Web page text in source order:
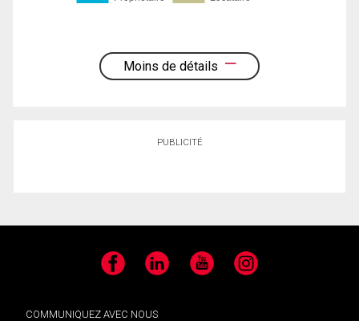
Moins de détails
PUBLICITÉ
Facebook LinkedIn YouTube Instagram
COMMUNIQUEZ AVEC NOUS